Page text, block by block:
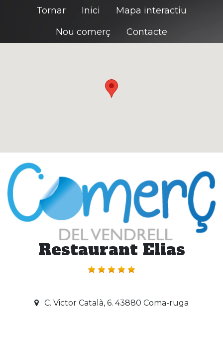
Tornar Inici
Mapa interactiu
Nou comerç
Contacte
Restaurant Elias
C. Victor Català, 6. 43880 Coma-ruga